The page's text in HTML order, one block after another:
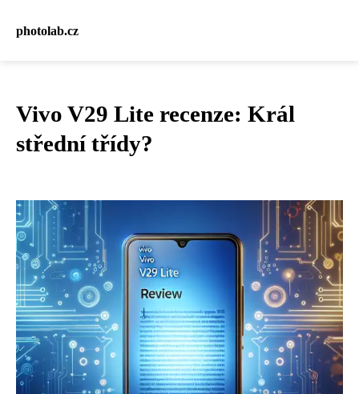
photolab.cz
Vivo V29 Lite recenze: Král
střední třídy?